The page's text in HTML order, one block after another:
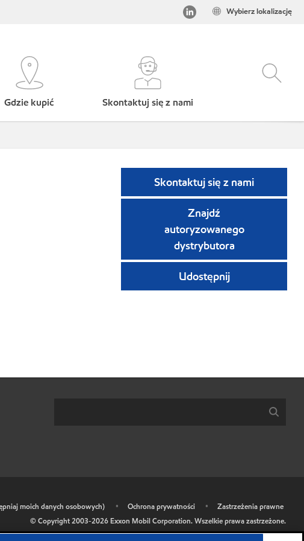
Wybierz lokalizację
Gdzie kupić Skontaktuj się z nami
Skontaktuj się z nami
Znajdź
autoryzowanego
dystrybutora
Udostępnij
moich danych osobowych) • Ochrona prywatności •
Zastrzeżenia prawne
© Copyright 2003-2026 Exxon Mobil Corporation. Wszelkie prawa zastrzeżone.